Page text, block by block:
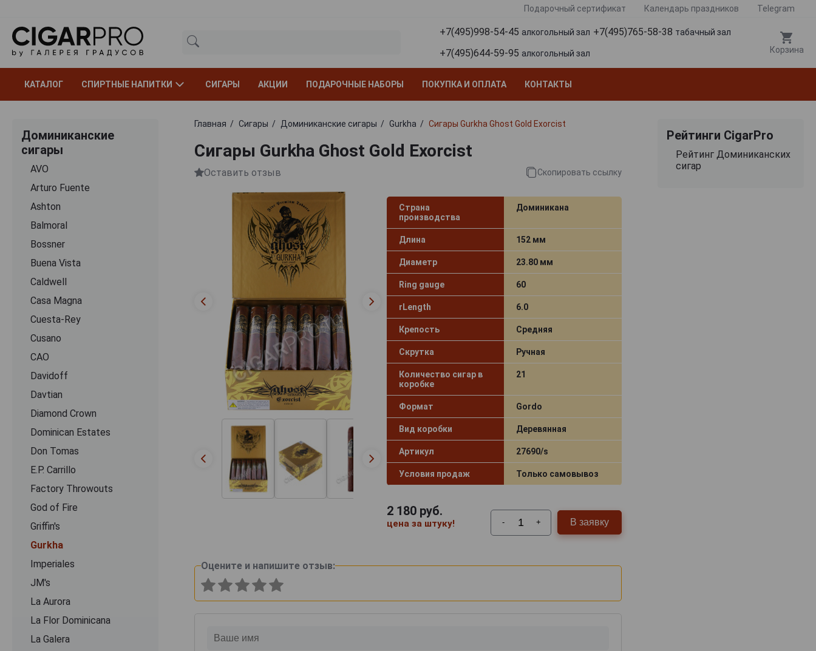
Подарочный сертификат Календарь праздников Telegram
+7(495)998-54-45 алкогольный зал +7(495)765-58-38 табачный зал
+7(495)644-59-95 алкогольный зал Корзина
КАТАЛОГ СПИРТНЫЕ НАПИТКИ СИГАРЫ АКЦИИ ПОДАРОЧНЫЕ НАБОРЫ ПОКУПКА И ОПЛАТА КОНТАКТЫ
Доминиканские
сигары
AVO
Arturo Fuente
Ashton
Balmoral
Bossner
Buena Vista
Caldwell
Casa Magna
Cuesta-Rey
Cusano
CАО
Davidoff
Davtian
Diamond Crown
Dominican Estates
Don Tomas
E.P. Carrillo
Factory Throwouts
God of Fire
Griffin's
Gurkha
Imperiales
JM's
La Aurora
La Flor Dominicana
La Galera
Главная Сигары Доминиканские сигары Gurkha Сигары Gurkha Ghost Gold Exorcist
Сигары Gurkha Ghost Gold Exorcist
Оставить отзыв Скопировать ссылку
Страна
производства
Доминикана
Длина 152 мм
Диаметр 23.80 мм
Ring gauge 60
rLength 6.0
Крепость Средняя
Скрутка Ручная
Количество сигар в
коробке
21
Формат Gordo
Вид коробки Деревянная
Артикул 27690/s
Условия продаж Только самовывоз
2 180руб.
цена за штуку! - + В заявку
Оцените и напишите отзыв:
Рейтинги CigarPro
Рейтинг Доминиканских
сигар